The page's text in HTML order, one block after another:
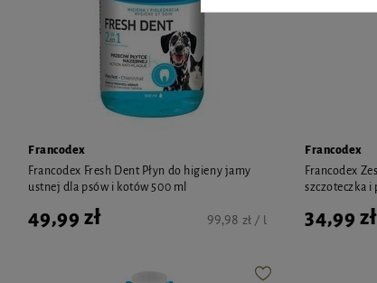
Francodex
Francodex Fresh Dent Płyn do higieny jamy
ustnej dla psów i kotów 500 ml
49,99 zł 99,98 zł / l
Francodex
Francodex
szczoteczka i
34,99 zł